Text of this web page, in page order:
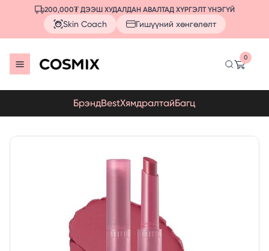
200,000₮ ДЭЭШ ХУДАЛДАН АВАЛТАД ХҮРГЭЛТ ҮНЭГҮЙ
Skin Coach Гишүүний хөнгөлөлт
0
БрэндBestХямдралтайБагц